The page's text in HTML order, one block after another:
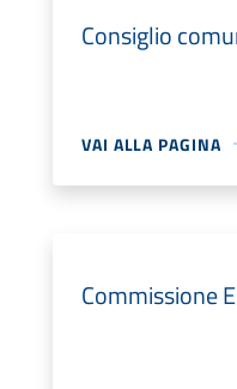
Consiglio
VAI ALLA PAGINA
Commissione